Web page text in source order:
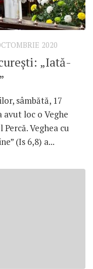
2020
„Iată-
sâmbătă, 17
avut loc o Veghe
Veghea cu
(Is 6,8) a...